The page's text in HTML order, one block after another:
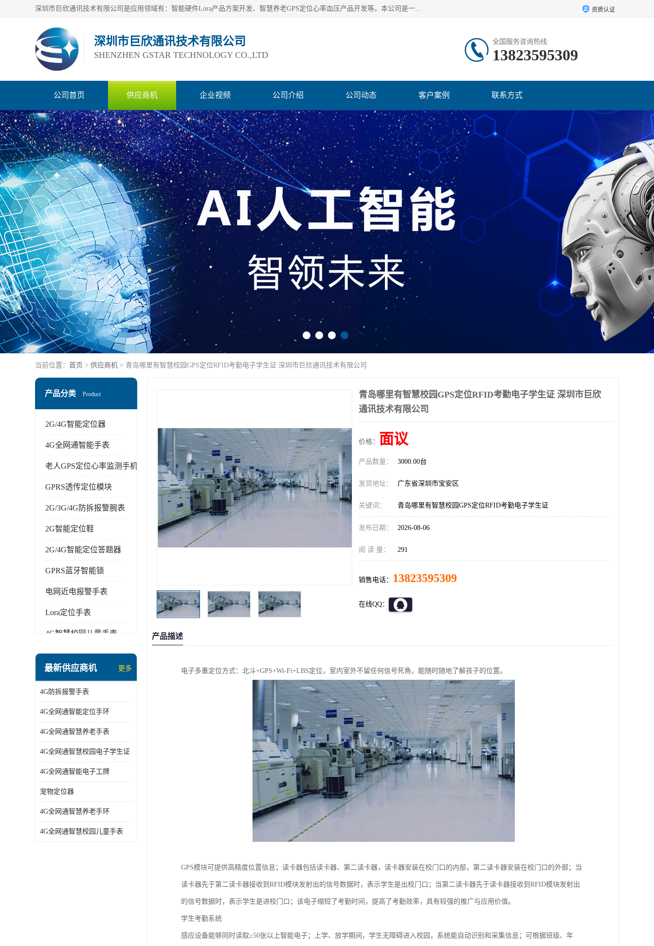
深圳市巨欣通讯技术有限公司是应用领域有：智能硬件Lora产品方案开发、智慧养老GPS定位心率血压产品开发等。本公司是一家民营高新技术企业、行业成员之一的智能硬件方案提供商，公司致力于为智能物联领域提供硬件解决方案。公司可满足不同类型客户采购需要，巨欣通讯切身体会客户对服务及时性的要求，建立了完善的售后服务系统，运用先进的互联网工具为客户提供及时、周到的服务！ 资质认证
深圳市巨欣通讯技术有限公司
SHENZHEN GSTAR TECHNOLOGY CO.,LTD
全国服务咨询热线:
13823595309
公司首页 供应商机 企业视频 公司介绍 公司动态 客户案例 联系方式
当前位置： 首页 > 供应商机 > 青岛哪里有智慧校园GPS定位RFID考勤电子学生证 深圳市巨欣通讯技术有限公司
产品分类 Product
2G/4G智能定位器
4G全网通智能手表
老人GPS定位心率监测手机
GPRS透传定位模块
2G/3G/4G防拆报警腕表
2G智能定位鞋
2G/4G智能定位答题器
GPRS蓝牙智能锁
电网近电报警手表
Lora定位手表
4G智慧校园儿童手表
指静脉识别智能锁
2G/BT4.0智能睡眠带
2G/4G智慧养老手环
最新供应商机 更多
4G防拆报警手表
4G全网通智能定位手环
4G全网通智慧养老手表
4G全网通智慧校园电子学生证
4G全网通智能电子工牌
宠物定位器
4G全网通智慧养老手环
4G全网通智慧校园儿童手表
青岛哪里有智慧校园GPS定位RFID考勤电子学生证 深圳市巨欣
通讯技术有限公司
价格： 面议
产品数量： 3000.00台
发货地址： 广东省深圳市宝安区
关键词： 青岛哪里有智慧校园GPS定位RFID考勤电子学生证
发布日期： 2026-08-06
阅 读 量： 291
销售电话： 13823595309
在线QQ：
产品描述
电子多重定位方式：北斗+GPS+Wi-Fi+LBS定位，室内室外不留任何信号死角，能随时随地了解孩子的位置。
GPS模块可提供高精度位置信息；读卡器包括读卡器、第二读卡器，读卡器安装在校门口的内部，第二读卡器安装在校门口的外部；当
读卡器先于第二读卡器接收到RFID模块发射出的信号数据时，表示学生是出校门口；当第二读卡器先于读卡器接收到RFID模块发射出
的信号数据时，表示学生是进校门口；该电子缩短了考勤时间，提高了考勤效率，具有较强的推广与应用价值。
学生考勤系统
感应设备能够同时读取≥50张以上智能电子；上学、放学期间，学生无障碍进入校园，系统能自动识别和采集信息；可根据班级、年